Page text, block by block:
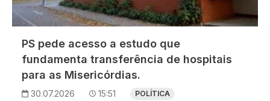
PS pede acesso a estudo que
fundamenta transferência de hospitais
para as Misericórdias.
30.07.2026 15:51 POLÍTICA